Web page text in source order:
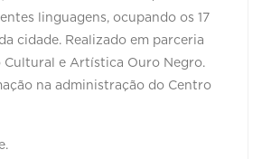
linguagens, ocupando os 17
cidade. Realizado em parceria
Cultural e Artística Ouro Negro.
na administração do Centro